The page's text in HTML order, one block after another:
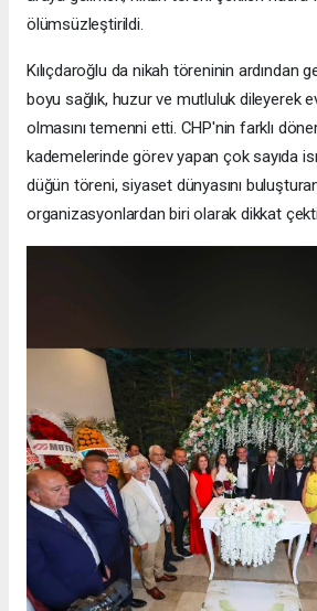
ölümsüzleştirildi.
Kılıçdaroğlu da nikah töreninin ardından
boyu sağlık, huzur ve mutluluk dileyerek
olmasını temenni etti. CHP'nin farklı
kademelerinde görev yapan çok sayıda
düğün töreni, siyaset dünyasını
organizasyonlardan biri olarak dikkat